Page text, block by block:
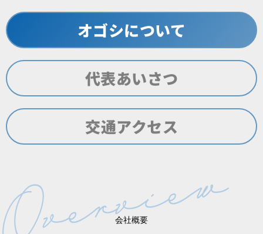
オゴシについて
代表あいさつ
交通アクセス
会社概要